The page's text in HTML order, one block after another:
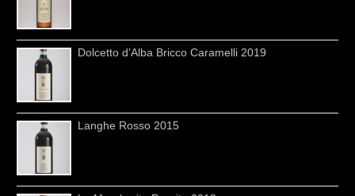
Dolcetto d’Alba Bricco Caramelli 2019
Langhe Rosso 2015